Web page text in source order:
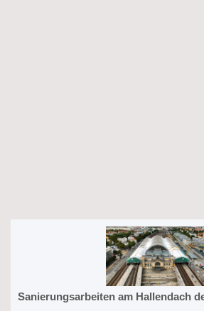
Sanierungsarbeiten am Hallendach